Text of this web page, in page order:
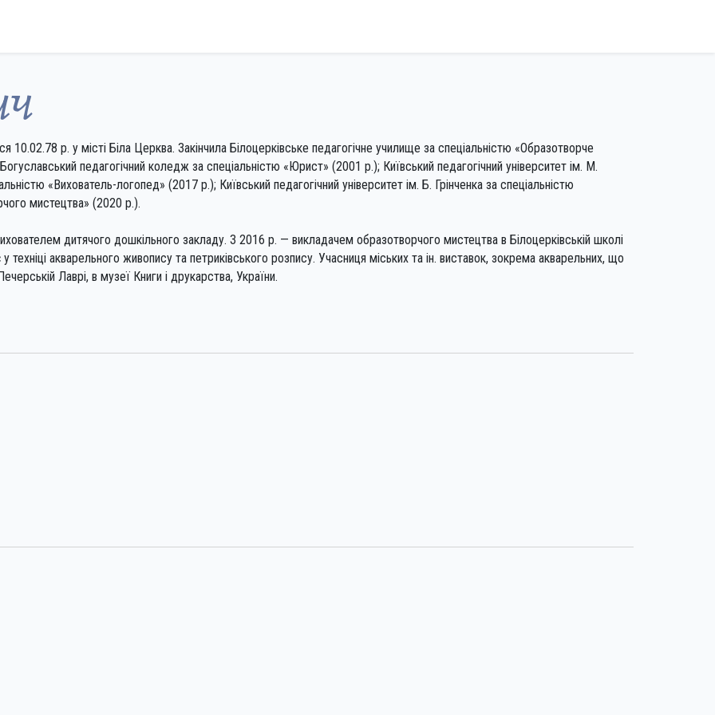
10.02.78 р. у місті Біла Церква. Закінчила Білоцерківське педагогічне училище за спеціальністю «Образотворче
педагогічний коледж за спеціальністю «Юрист» (2001 р.); Київський педагогічний університет ім. М.
«Вихователь-логопед» (2017 р.); Київський педагогічний університет ім. Б. Грінченка за спеціальністю
мистецтва» (2020 р.).
дитячого дошкільного закладу. З 2016 р. — викладачем образотворчого мистецтва в Білоцерківській школі
акварельного живопису та петриківського розпису. Учасниця міських та ін. виставок, зокрема акварельних, що
Лаврі, в музеї Книги і друкарства, України.